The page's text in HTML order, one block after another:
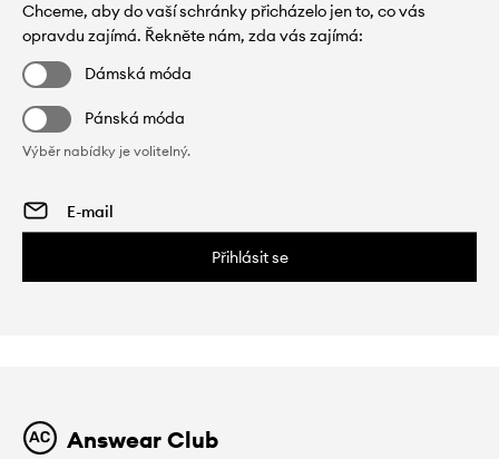
Chceme, aby do vaší schránky přicházelo jen to, co vás
opravdu zajímá. Řekněte nám, zda vás zajímá:
Dámská móda
Pánská móda
Výběr nabídky je volitelný.
Přihlásit se
Answear Club